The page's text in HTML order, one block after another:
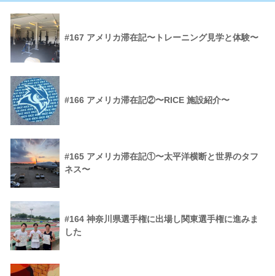
#167 アメリカ滞在記〜トレーニング見学と体験〜
#166 アメリカ滞在記②〜RICE 施設紹介〜
#165 アメリカ滞在記①〜太平洋横断と世界のタフ
ネス〜
#164 神奈川県選手権に出場し関東選手権に進みま
した